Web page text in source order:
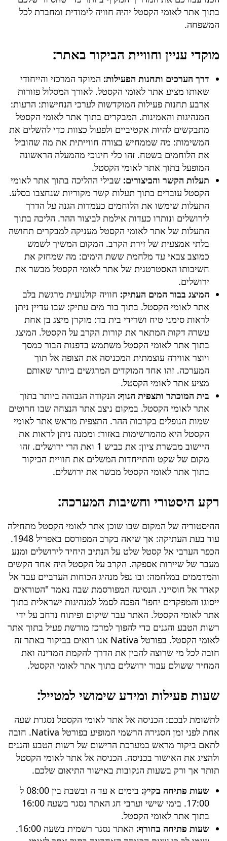
בתוך אתר לאומי הקסטל יהיה חוויה לימודית ומחברת לכל
המשפחה.
מוקדי עניין וחוויית הביקור באתר:
דרך הערכים ותחנות הפעילות: המוקד המרכזי והייחודי
שאותו מציע אתר לאומי הקסטל. לאורך המסלול פזורות
ארבע תחנות פעילות המוקדשות לערכי הנחישות: הרעות:
המנהיגות והאמינות. המבקרים בתוך אתר לאומי הקסטל
מתבקשים להיות אקטיביים ולפעול כצוות כדי להשלים את
המשימות: מה שממחיש בצורה חווייתית את מה שהוביל
את הלוחמים בשטח. זהו כלי חינוכי מהמעלה הראשונה
המופעל בתוך אתר לאומי הקסטל.
תעלות הקשר והביצורים: שבילי ההליכה בתוך אתר לאומי
הקסטל עוברים בתוך תעלות קשר מקוריות שנחצבו בסלע.
התעלות שימשו את הלוחמים כעמדות הגנה על הדרך
לירושלים ונותרו כעדות אילמת לביצור ההר. הליכה בתוך
התעלות של אתר לאומי הקסטל מעניקה למבקרים תחושה
בלתי אמצעית של זירת הקרב. המקום המשיך לשמש
כמוצב צבאי עד מלחמת ששת הימים: מה שמחזק את
חשיבותו האסטרטגית של אתר לאומי הקסטל מבשר את
ירושלים.
המיצג בבור המים העתיק: חוויה קולנועית מרגשת בלב
אתר לאומי הקסטל. בתוך בור מים עתיק: שבו עדיין ניתן
לראות סימני טיח ושרידי בית בד: מוקרן מיצג בן אחת
עשרה דקות המתאר את קורות הקרב על הקסטל. המיצג
בתוך אתר לאומי הקסטל משתמש בדפנות הבור כמסך
ויוצר אווירה עוצמתית המכניסה את הצופה אל תוך
המערכה. זהו אחד המוקדים המרגשים ביותר שאותם
מציע אתר לאומי הקסטל.
בית המוכתר ותצפית הנוף: הנקודה הגבוהה ביותר בתוך
אתר לאומי הקסטל. במקום ניצב אתר הנצחה שבו חרוטים
שמות הנופלים בקרבות ההר. התצפית מראש אתר לאומי
הקסטל היא מהמרשימות באזור: וממנה ניתן לראות את
היישוב מבשרת ציון: את כביש 1 ואת הרי ירושלים. זהו
מקום של שקט והתייחדות המשלים את חוויית הביקור
בתוך אתר לאומי הקסטל מבשר את ירושלים.
רקע היסטורי וחשיבות המערכה:
ההיסטוריה של המקום שבו שוכן אתר לאומי הקסטל מתחילה
עוד בעת העתיקה: אך שיאה בקרב המפורסם באפריל 1948.
הכפר הערבי אל קסטל שלט על הנתיב היחיד לירושלים ומנע
מעבר של שיירות אספקה. הקרב על הקסטל היה אחד הקשים
והמדממים במלחמה: ובו נפל מנהיג הכוחות הערביים עבד אל
קאדר אל חוסייני. הנסיגה המפורסמת שבה נאמר "הטוראים
ייסוגו והמפקדים יחפו" הפכה לסמל למנהיגות ישראלית בתוך
אתר לאומי הקסטל. האתר עבר שיקום ופיתוח נרחב על ידי
רשות הטבע והגנים כדי להפוך למרכז מורשת פעיל בתוך אתר
לאומי הקסטל. בפורטל Nativa אנו רואים בביקור באתר זה
חובה לכל מי שרוצה להבין את הדרך להקמת המדינה ואת
המחיר ששולם עבור ירושלים בתוך אתר לאומי הקסטל.
שעות פעילות ומידע שימושי למטייל:
לתשומת לבכם: הכניסה אל אתר לאומי הקסטל נסגרת שעה
אחת לפני זמן הסגירה הרשמי המופיע בפורטל Nativa. חובה
לתאם ביקור מראש במערכת הרישום של רשות הטבע והגנים
ולהציג את האישור בכניסה. הכניסה אל אתר לאומי הקסטל
תותר אך ורק בשעות הנקובות באישור התיאום שלכם.
שעות פתיחה בקיץ:
בימים א עד ה ובשבת בין 08:00 ל
17:00. בימי שישי וערבי חג האתר נסגר בשעה 16:00
בתוך אתר לאומי הקסטל.
שעות פתיחה בחורף:
האתר נסגר רשמית בשעה 16:00.